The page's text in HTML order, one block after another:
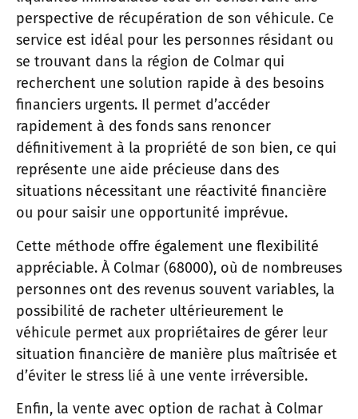
perspective de récupération de son véhicule. Ce
service est idéal pour les personnes résidant ou
se trouvant dans la région de Colmar qui
recherchent une solution rapide à des besoins
financiers urgents. Il permet d’accéder
rapidement à des fonds sans renoncer
définitivement à la propriété de son bien, ce qui
représente une aide précieuse dans des
situations nécessitant une réactivité financière
ou pour saisir une opportunité imprévue.
Cette méthode offre également une flexibilité
appréciable. À Colmar (68000), où de nombreuses
personnes ont des revenus souvent variables, la
possibilité de racheter ultérieurement le
véhicule permet aux propriétaires de gérer leur
situation financière de manière plus maîtrisée et
d’éviter le stress lié à une vente irréversible.
Enfin, la vente avec option de rachat à Colmar